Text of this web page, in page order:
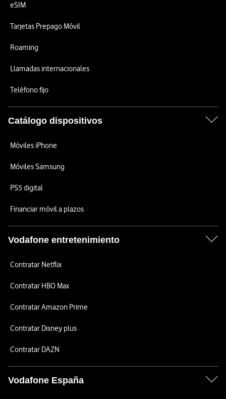
eSIM
Tarjetas Prepago Móvil
Roaming
Llamadas internacionales
Teléfono fijo
Catálogo dispositivos
Móviles iPhone
Móviles Samsung
PS5 digital
Financiar móvil a plazos
Vodafone entretenimiento
Contratar Netflix
Contratar HBO Max
Contratar Amazon Prime
Contratar Disney plus
Contratar DAZN
Vodafone España